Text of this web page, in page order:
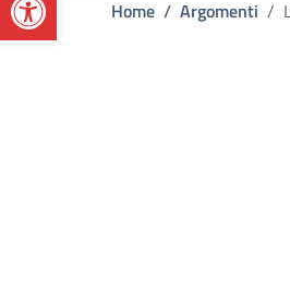
Home Argomenti